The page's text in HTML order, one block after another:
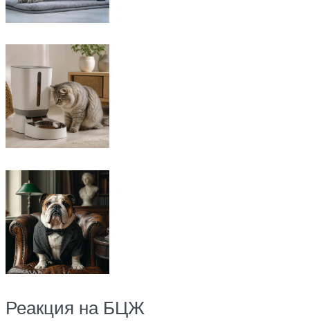
Реакция на БЦЖ